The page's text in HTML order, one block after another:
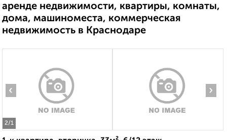
аренде недвижимости, квартиры, комнаты,
дома, машиноместа, коммерческая
недвижимость в Краснодаре
2/1
‹ ›